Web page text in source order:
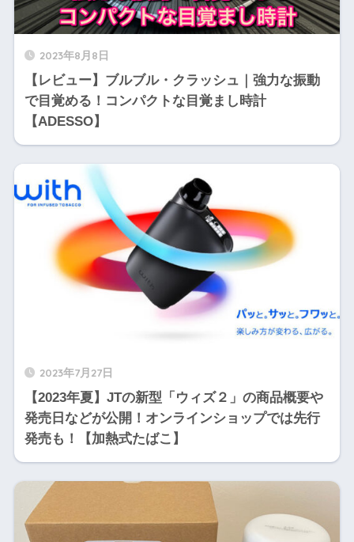
2023年8月8日
【レビュー】ブルブル・クラッシュ｜強力な振動
で目覚める！コンパクトな目覚まし時計
【ADESSO】
2023年7月27日
【2023年夏】JTの新型「ウィズ２」の商品概要や
発売日などが公開！オンラインショップでは先行
発売も！【加熱式たばこ】